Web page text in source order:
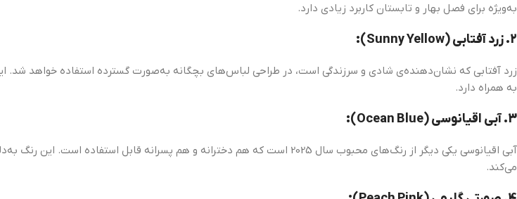
به‌ویژه برای فصل بهار و تابستان کاربرد زیادی دارد.
2. زرد آفتابی (Sunny Yellow):
زرد آفتابی که نشان‌دهنده‌ی شادی و سرزندگی است، در طراحی لباس‌های بچگانه به‌صورت گسترده استفاده خواهد شد.
به همراه دارد.
3. آبی اقیانوسی (Ocean Blue):
آبی اقیانوسی یکی دیگر از رنگ‌های محبوب سال 2025 است که هم دخترانه و هم پسرانه
می‌کند.